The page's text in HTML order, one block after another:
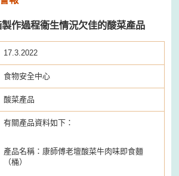
作過程衞生情況欠佳的酸菜產品
17.3.2022
食物安全中心
酸菜產品
有關產品資料如下：
產品名稱：康師傅老壇酸菜牛肉味即食麵
（桶）